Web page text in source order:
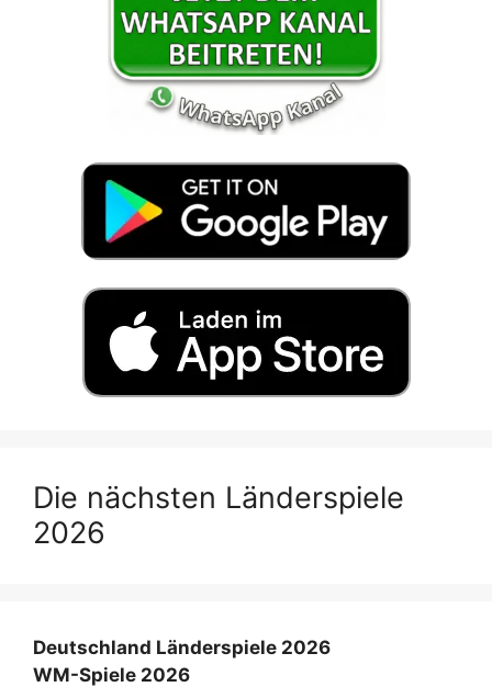
Die nächsten Länderspiele
2026
Deutschland Länderspiele 2026
WM-Spiele 2026